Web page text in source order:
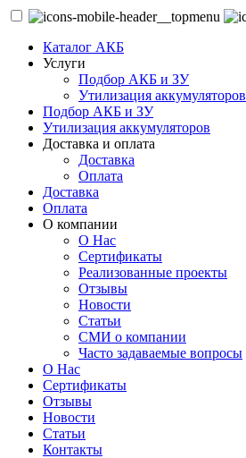
Каталог АКБ
Услуги
Подбор АКБ и ЗУ
Утилизация аккумуляторов
Подбор АКБ и ЗУ
Утилизация аккумуляторов
Доставка и оплата
Доставка
Оплата
Доставка
Оплата
О компании
О Нас
Сертификаты
Реализованные проекты
Отзывы
Новости
Статьи
СМИ о компании
Часто задаваемые вопросы
О Нас
Сертификаты
Отзывы
Новости
Статьи
Контакты